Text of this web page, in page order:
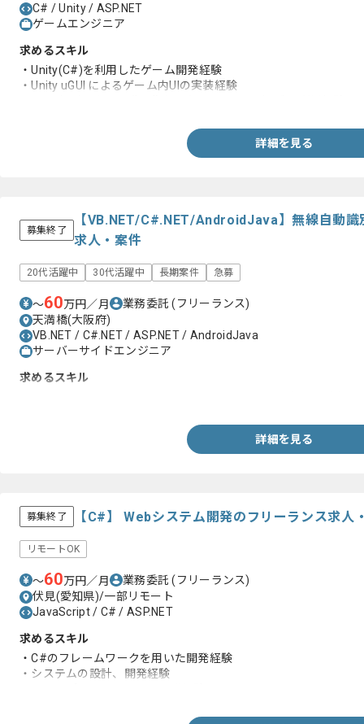
C# / Unity / ASP.NET
ゲームエンジニア
求めるスキル
・Unity(C#)を利用したゲーム開発経験
・Unity uGUI によるゲーム内UIの実装経験
詳細を見る
募集終了
【VB.NET/C#.NET/AndroidJava】無線自動識
求人・案件
20代活躍中 30代活躍中 長期案件 急募
〜60万円／月 業務委託(フリーランス)
天満橋(大阪府)
VB.NET / C#.NET / ASP.NET / AndroidJava
サーバーサイドエンジニア
求めるスキル
詳細を見る
募集終了 【C#】 Webシステム開発のフリーランス求人
リモートOK
〜60万円／月 業務委託(フリーランス)
伏見(愛知県)/一部リモート
JavaScript / C# / ASP.NET
求めるスキル
・C#のフレームワークを用いた開発経験
・システムの設計、開発経験